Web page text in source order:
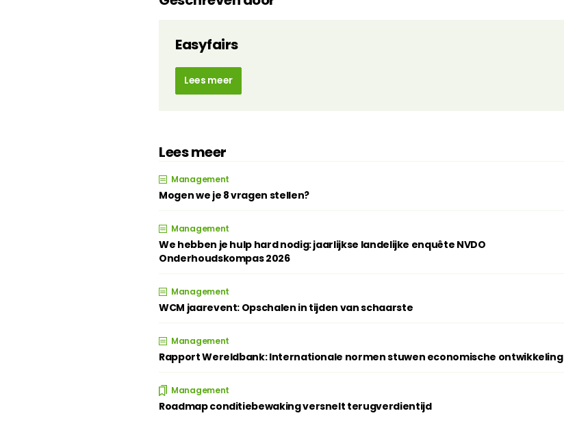
Easyfairs
Lees meer
Lees meer
Management
Mogen we je 8 vragen stellen?
Management
We hebben je hulp hard nodig: jaarlijkse landelijke enquête NVDO
Onderhoudskompas 2026
Management
WCM jaarevent: Opschalen in tijden van schaarste
Management
Rapport Wereldbank: Internationale normen stuwen economische ontwikkeling
Management
Roadmap conditiebewaking versnelt terugverdientijd